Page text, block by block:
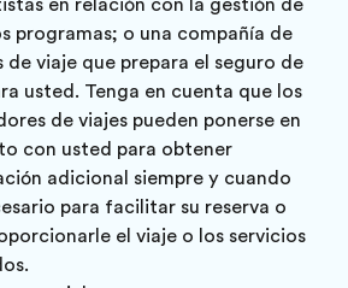
en relación con la gestión de
programas; o una compañía de
de viaje que prepara el seguro de
usted. Tenga en cuenta que los
de viajes pueden ponerse en
con usted para obtener
adicional siempre y cuando
para facilitar su reserva o
el viaje o los servicios